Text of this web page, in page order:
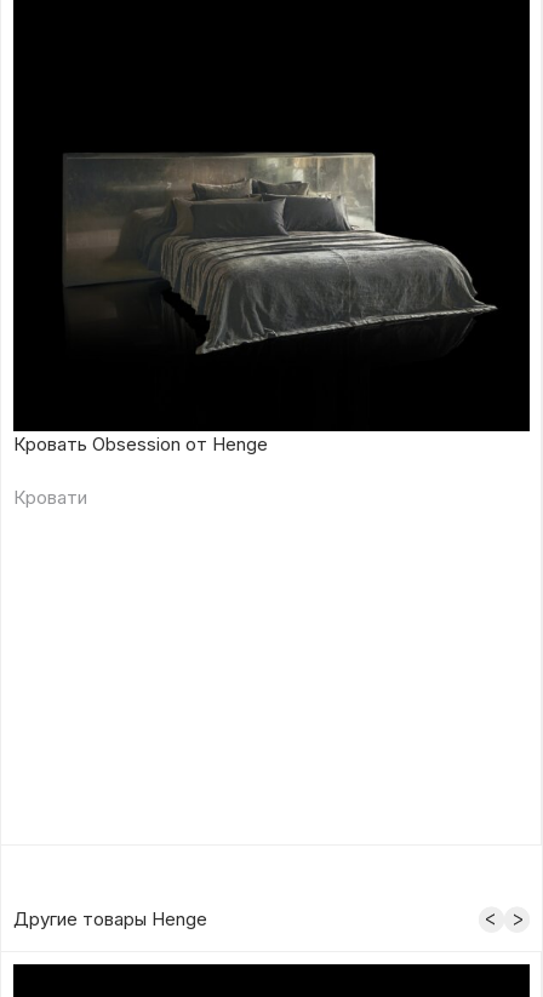
Кровать Obsession от Henge
Кровати
Другие товары Henge